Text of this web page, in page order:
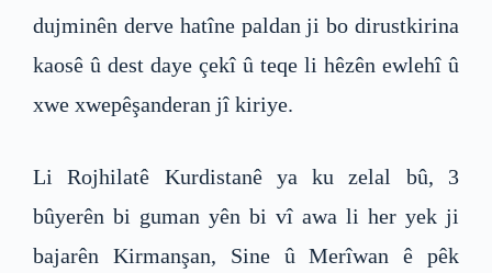
dujminên derve hatîne paldan ji bo dirustkirina
kaosê û dest daye çekî û teqe li hêzên ewlehî û
xwe xwepêşanderan jî kiriye.
Li Rojhilatê Kurdistanê ya ku zelal bû, 3
bûyerên bi guman yên bi vî awa li her yek ji
bajarên Kirmanşan, Sine û Merîwan ê pêk